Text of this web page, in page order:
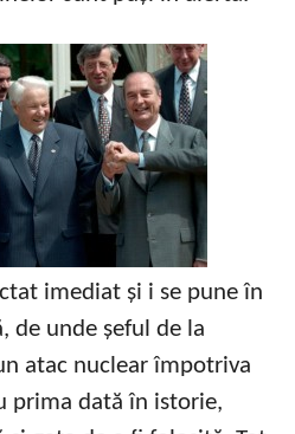
imediat și i se pune în
de unde șeful de la
atac nuclear împotriva
prima dată în istorie,